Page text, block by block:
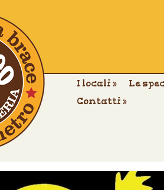
I locali »
Le
Contatti »